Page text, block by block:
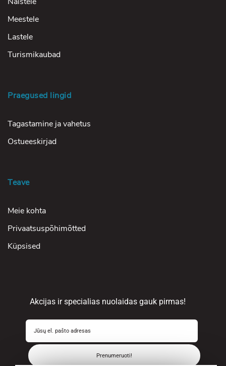
Meestele
Lastele
Turismikaubad
Praegused lingid
Tagastamine ja vahetus
Ostueeskirjad
Teave
Meie kohta
Privaatsuspõhimõtted
Küpsised
Akcijas ir specialias nuolaidas gauk pirmas!
Prenumeruoti!